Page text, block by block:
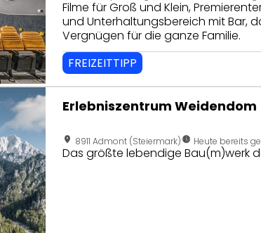
Filme für Groß und Klein,
und Unterhaltungsbereich mit Bar,
Vergnügen für die ganze Familie.
FREIZEITTIPP
Weidendom
Erlebniszentrum Weidendom
location_on 8911 Admont (Steiermark)nest_clock_farsight_analog Heute bereits
Das größte lebendige Bau(m)werk